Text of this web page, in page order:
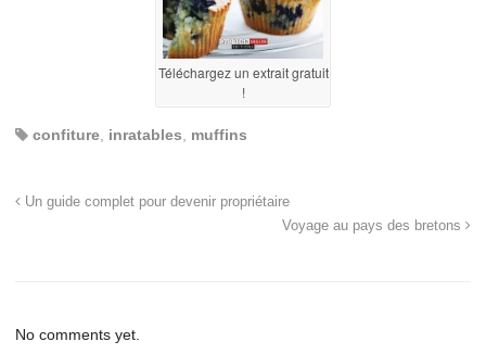
Téléchargez un extrait gratuit
!
confiture, inratables, muffins
Un guide complet pour devenir propriétaire
Voyage au pays des bretons
No comments yet.